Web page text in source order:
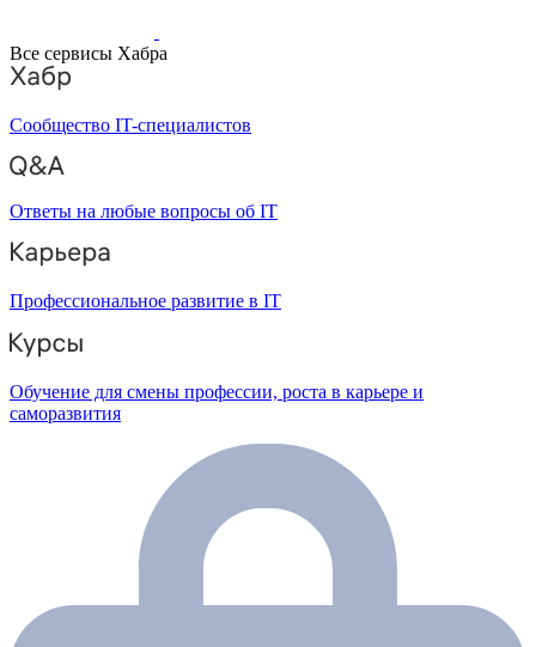
Все сервисы Хабра
Сообщество IT-специалистов
Ответы на любые вопросы об IT
Профессиональное развитие в IT
Обучение для смены профессии, роста в карьере и
саморазвития